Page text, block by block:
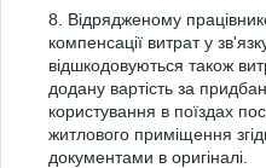
8. Відрядженому
компенсації витрат у
відшкодовуються також
додану вартість за
користування в поїздах
житлового приміщення
документами в оригіналі.